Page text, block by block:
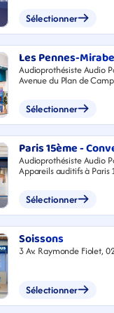
Sélectionner
Les Pennes-
Audioprothésiste Audio
Avenue du Plan de
Sélectionner
Paris 15ème -
Audioprothésiste Audio
Appareils auditifs à Paris
Sélectionner
Soissons
3 Av. Raymonde Fiolet,
Sélectionner